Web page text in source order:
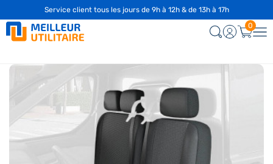
Service client tous les jours de 9h à 12h & de 13h à 17h
☎️04 28 29 75 94
0